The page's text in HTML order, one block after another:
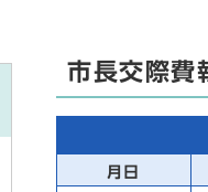
市長交際費
月日